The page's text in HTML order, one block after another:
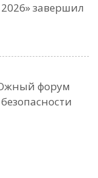
завершил
форум